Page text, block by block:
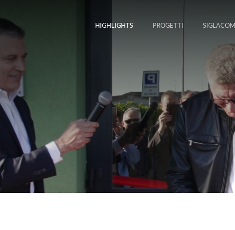
HIGHLIGHTS PROGETTI SIGLACOM